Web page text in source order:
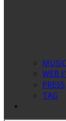
WEB
PRESS
TAG